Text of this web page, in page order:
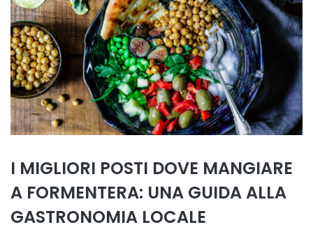
I MIGLIORI POSTI DOVE MANGIARE
A FORMENTERA: UNA GUIDA ALLA
GASTRONOMIA LOCALE